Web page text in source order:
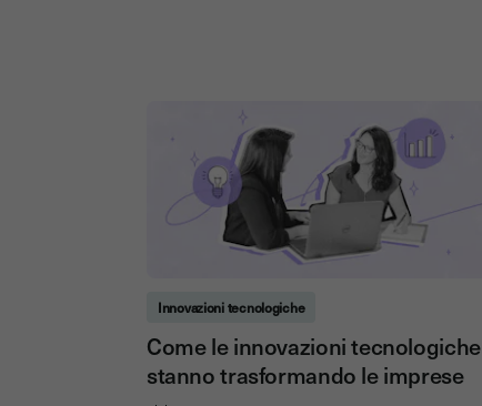
Innovazioni tecnologiche
Come le innovazioni tecnologiche
stanno trasformando le imprese